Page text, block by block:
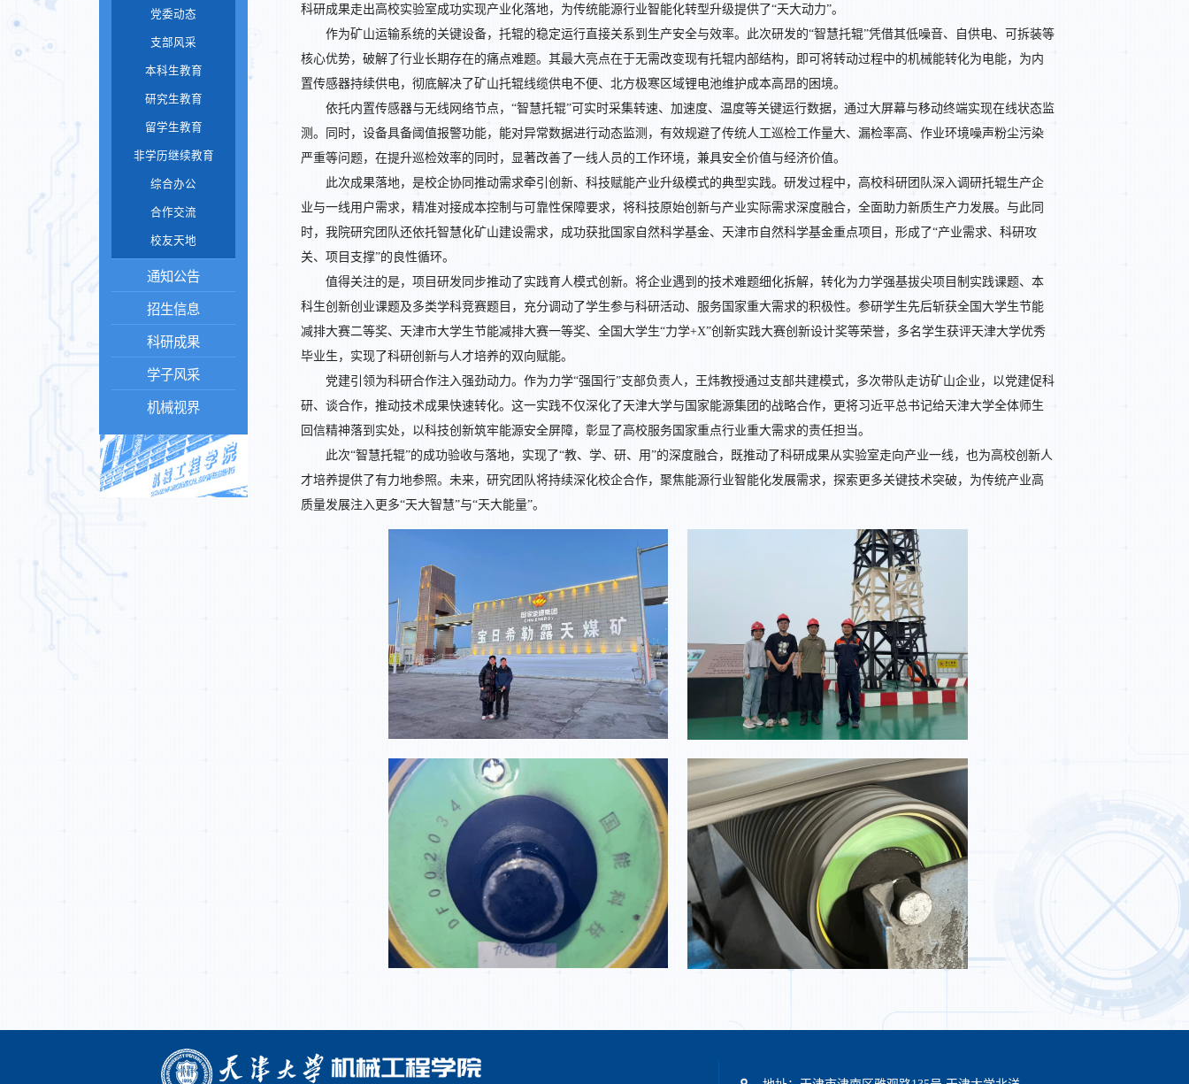
科研成果走出高校实验室成功实现产业化落地，为传统能源行业智能化转型升级提供了“天大动力”。
作为矿山运输系统的关键设备，托辊的稳定运行直接关系到生产安全与效率。此次研发的“智慧托辊”凭借其低噪音、自供电、可拆装等
核心优势，破解了行业长期存在的痛点难题。其最大亮点在于无需改变现有托辊内部结构，即可将转动过程中的机械能转化为电能，为内
置传感器持续供电，彻底解决了矿山托辊线缆供电不便、北方极寒区域锂电池维护成本高昂的困境。
依托内置传感器与无线网络节点，“智慧托辊”可实时采集转速、加速度、温度等关键运行数据，通过大屏幕与移动终端实现在线状态监
测。同时，设备具备阈值报警功能，能对异常数据进行动态监测，有效规避了传统人工巡检工作量大、漏检率高、作业环境噪声粉尘污染
严重等问题，在提升巡检效率的同时，显著改善了一线人员的工作环境，兼具安全价值与经济价值。
此次成果落地，是校企协同推动需求牵引创新、科技赋能产业升级模式的典型实践。研发过程中，高校科研团队深入调研托辊生产企
业与一线用户需求，精准对接成本控制与可靠性保障要求，将科技原始创新与产业实际需求深度融合，全面助力新质生产力发展。与此同
时，我院研究团队还依托智慧化矿山建设需求，成功获批国家自然科学基金、天津市自然科学基金重点项目，形成了“产业需求、科研攻
关、项目支撑”的良性循环。
值得关注的是，项目研发同步推动了实践育人模式创新。将企业遇到的技术难题细化拆解，转化为力学强基拔尖项目制实践课题、本
科生创新创业课题及多类学科竞赛题目，充分调动了学生参与科研活动、服务国家重大需求的积极性。参研学生先后斩获全国大学生节能
减排大赛二等奖、天津市大学生节能减排大赛一等奖、全国大学生“力学+X”创新实践大赛创新设计奖等荣誉，多名学生获评天津大学优秀
毕业生，实现了科研创新与人才培养的双向赋能。
党建引领为科研合作注入强劲动力。作为力学“强国行”支部负责人，王炜教授通过支部共建模式，多次带队走访矿山企业，以党建促科
研、谈合作，推动技术成果快速转化。这一实践不仅深化了天津大学与国家能源集团的战略合作，更将习近平总书记给天津大学全体师生
回信精神落到实处，以科技创新筑牢能源安全屏障，彰显了高校服务国家重点行业重大需求的责任担当。
此次“智慧托辊”的成功验收与落地，实现了“教、学、研、用”的深度融合，既推动了科研成果从实验室走向产业一线，也为高校创新人
才培养提供了有力地参照。未来，研究团队将持续深化校企合作，聚焦能源行业智能化发展需求，探索更多关键技术突破，为传统产业高
质量发展注入更多“天大智慧”与“天大能量”。
党委动态
支部风采
本科生教育
研究生教育
留学生教育
非学历继续教育
综合办公
合作交流
校友天地
通知公告
招生信息
科研成果
学子风采
机械视界